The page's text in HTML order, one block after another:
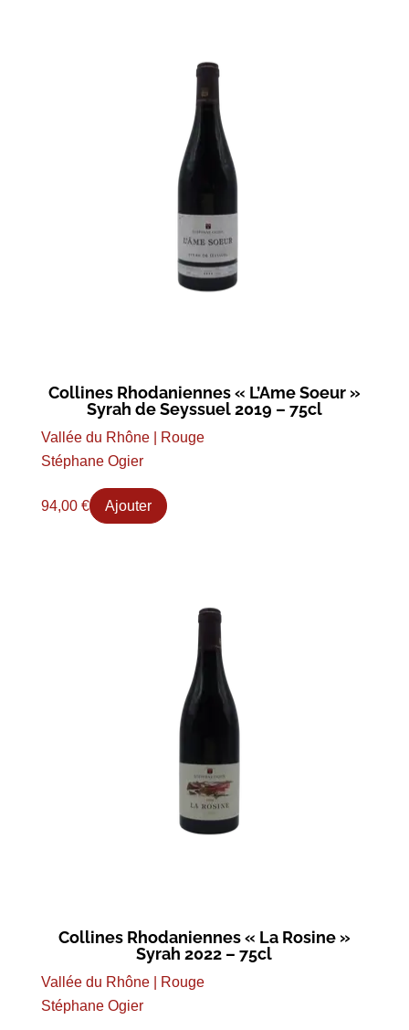
Collines Rhodaniennes « L’Ame Soeur »
Syrah de Seyssuel 2019 – 75cl
Vallée du Rhône | Rouge
Stéphane Ogier
94,00 € Ajouter
Collines Rhodaniennes « La Rosine »
Syrah 2022 – 75cl
Vallée du Rhône | Rouge
Stéphane Ogier